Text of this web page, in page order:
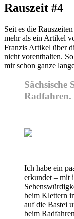
Rauszeit #4
Seit es die
mehr als ein Artikel
Franzis Artikel über
nicht vorenthalten.
mir schon ganze
Sächsische
Radfahren.
Ich habe ein
erkundet – mit
beim Klettern
auf die Bastei
beim